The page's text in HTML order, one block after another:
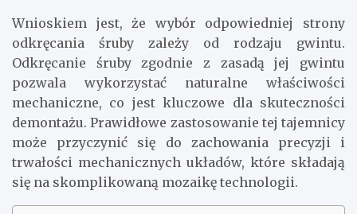
Wnioskiem jest, że wybór odpowiedniej strony
odkręcania śruby zależy od rodzaju gwintu.
Odkręcanie śruby zgodnie z zasadą jej gwintu
pozwala wykorzystać naturalne właściwości
mechaniczne, co jest kluczowe dla skuteczności
demontażu. Prawidłowe zastosowanie tej tajemnicy
może przyczynić się do zachowania precyzji i
trwałości mechanicznych układów, które składają
się na skomplikowaną mozaikę technologii.